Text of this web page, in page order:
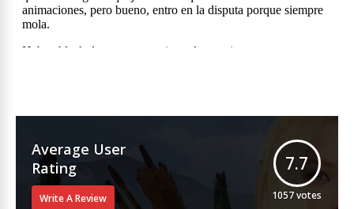
Average User
Rating
Write A Review
7.7
1057votes